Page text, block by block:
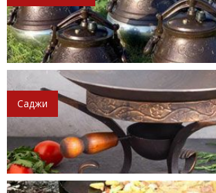
Саджи